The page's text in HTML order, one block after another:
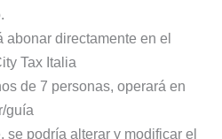
abonar directamente en el
Tax Italia
de 7 personas, operará en
guía
se podría alterar y modificar el